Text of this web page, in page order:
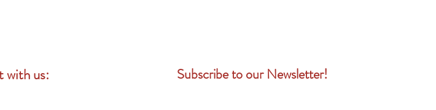
with us: Subscribe to our Newsletter!